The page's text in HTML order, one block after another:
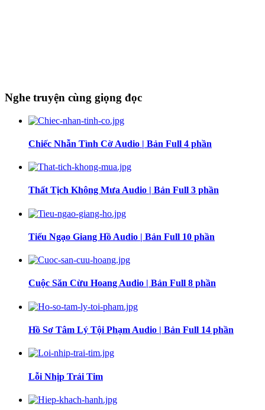
Nghe truyện cùng giọng đọc
Chiếc Nhẫn Tình Cờ Audio | Bản Full 4 phần
Thất Tịch Không Mưa Audio | Bản Full 3 phần
Tiếu Ngạo Giang Hồ Audio | Bản Full 10 phần
Cuộc Săn Cừu Hoang Audio | Bản Full 8 phần
Hồ Sơ Tâm Lý Tội Phạm Audio | Bản Full 14 phần
Lỗi Nhịp Trái Tim